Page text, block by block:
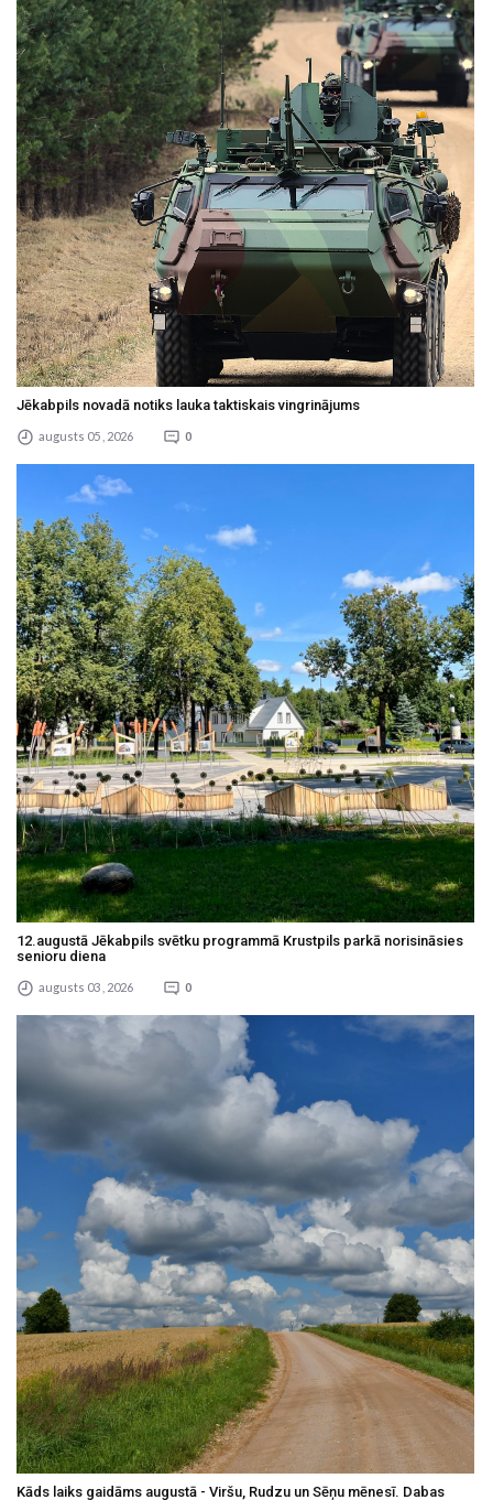
Jēkabpils novadā notiks lauka taktiskais vingrinājums
augusts 05 , 2026 0
12.augustā Jēkabpils svētku programmā Krustpils parkā norisināsies
senioru diena
augusts 03 , 2026 0
Kāds laiks gaidāms augustā - Viršu, Rudzu un Sēņu mēnesī. Dabas